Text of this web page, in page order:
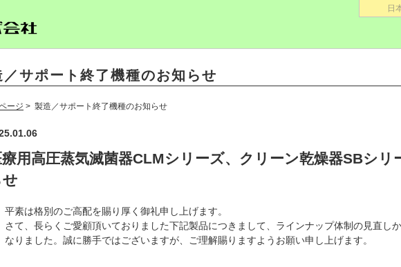
日
／サポート終了機種のお知らせ
ージ > 製造／サポート終了機種のお知らせ
用高圧蒸気滅菌器CLMシリーズ、クリーン乾燥器SBシリ
平素は格別のご高配を賜り厚く御礼申し上げます。
さて、長らくご愛顧頂いておりました下記製品につきまして、ラインナップ体制の見直し
なりました。誠に勝手ではございますが、ご理解賜りますようお願い申し上げます。